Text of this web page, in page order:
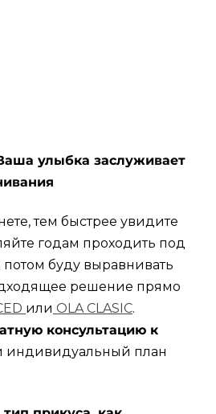
улыбка заслуживает
тем быстрее увидите
годам проходить под
буду выравнивать
решение прямо
или OLA CLASIC.
консультацию к
индивидуальный план